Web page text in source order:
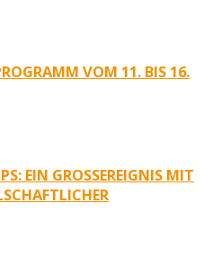
VOM 11. BIS 16.
EIN GROSSEREIGNIS MIT S
S